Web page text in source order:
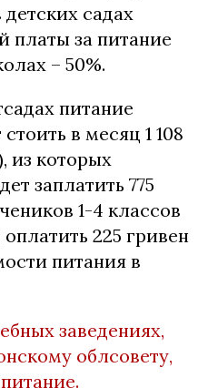
садах
платы за питание
– 50%.
питание
в месяц 1 108
из которых
заплатить 775
1-4 классов
225 гривен
питания в
заведениях,
облсовету,